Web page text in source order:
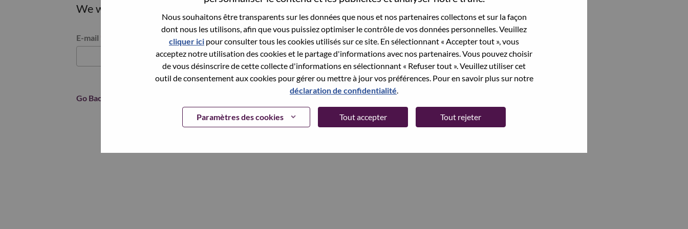
Nous souhaitons être transparents sur les données que nous et nos partenaires collectons et sur la façon
dont nous les utilisons, afin que vous puissiez optimiser le contrôle de vos données personnelles. Veuillez
cliquer ici pour consulter tous les cookies utilisés sur ce site. En sélectionnant « Accepter tout », vous
acceptez notre utilisation des cookies et le partage d'informations avec nos partenaires. Vous pouvez choisir
de vous désinscrire de cette collecte d'informations en sélectionnant « Refuser tout ». Veuillez utiliser cet
outil de consentement aux cookies pour gérer ou mettre à jour vos préférences. Pour en savoir plus sur notre
déclaration de confidentialité
Paramètres des cookies Tout accepter Tout rejeter
We will email you a link to reset your password.
Reset password with your e-mail
E-mail
Continue
Go Back